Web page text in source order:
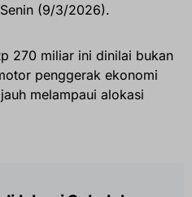
(9/3/2026).
270 miliar ini dinilai bukan
penggerak ekonomi
melampaui alokasi